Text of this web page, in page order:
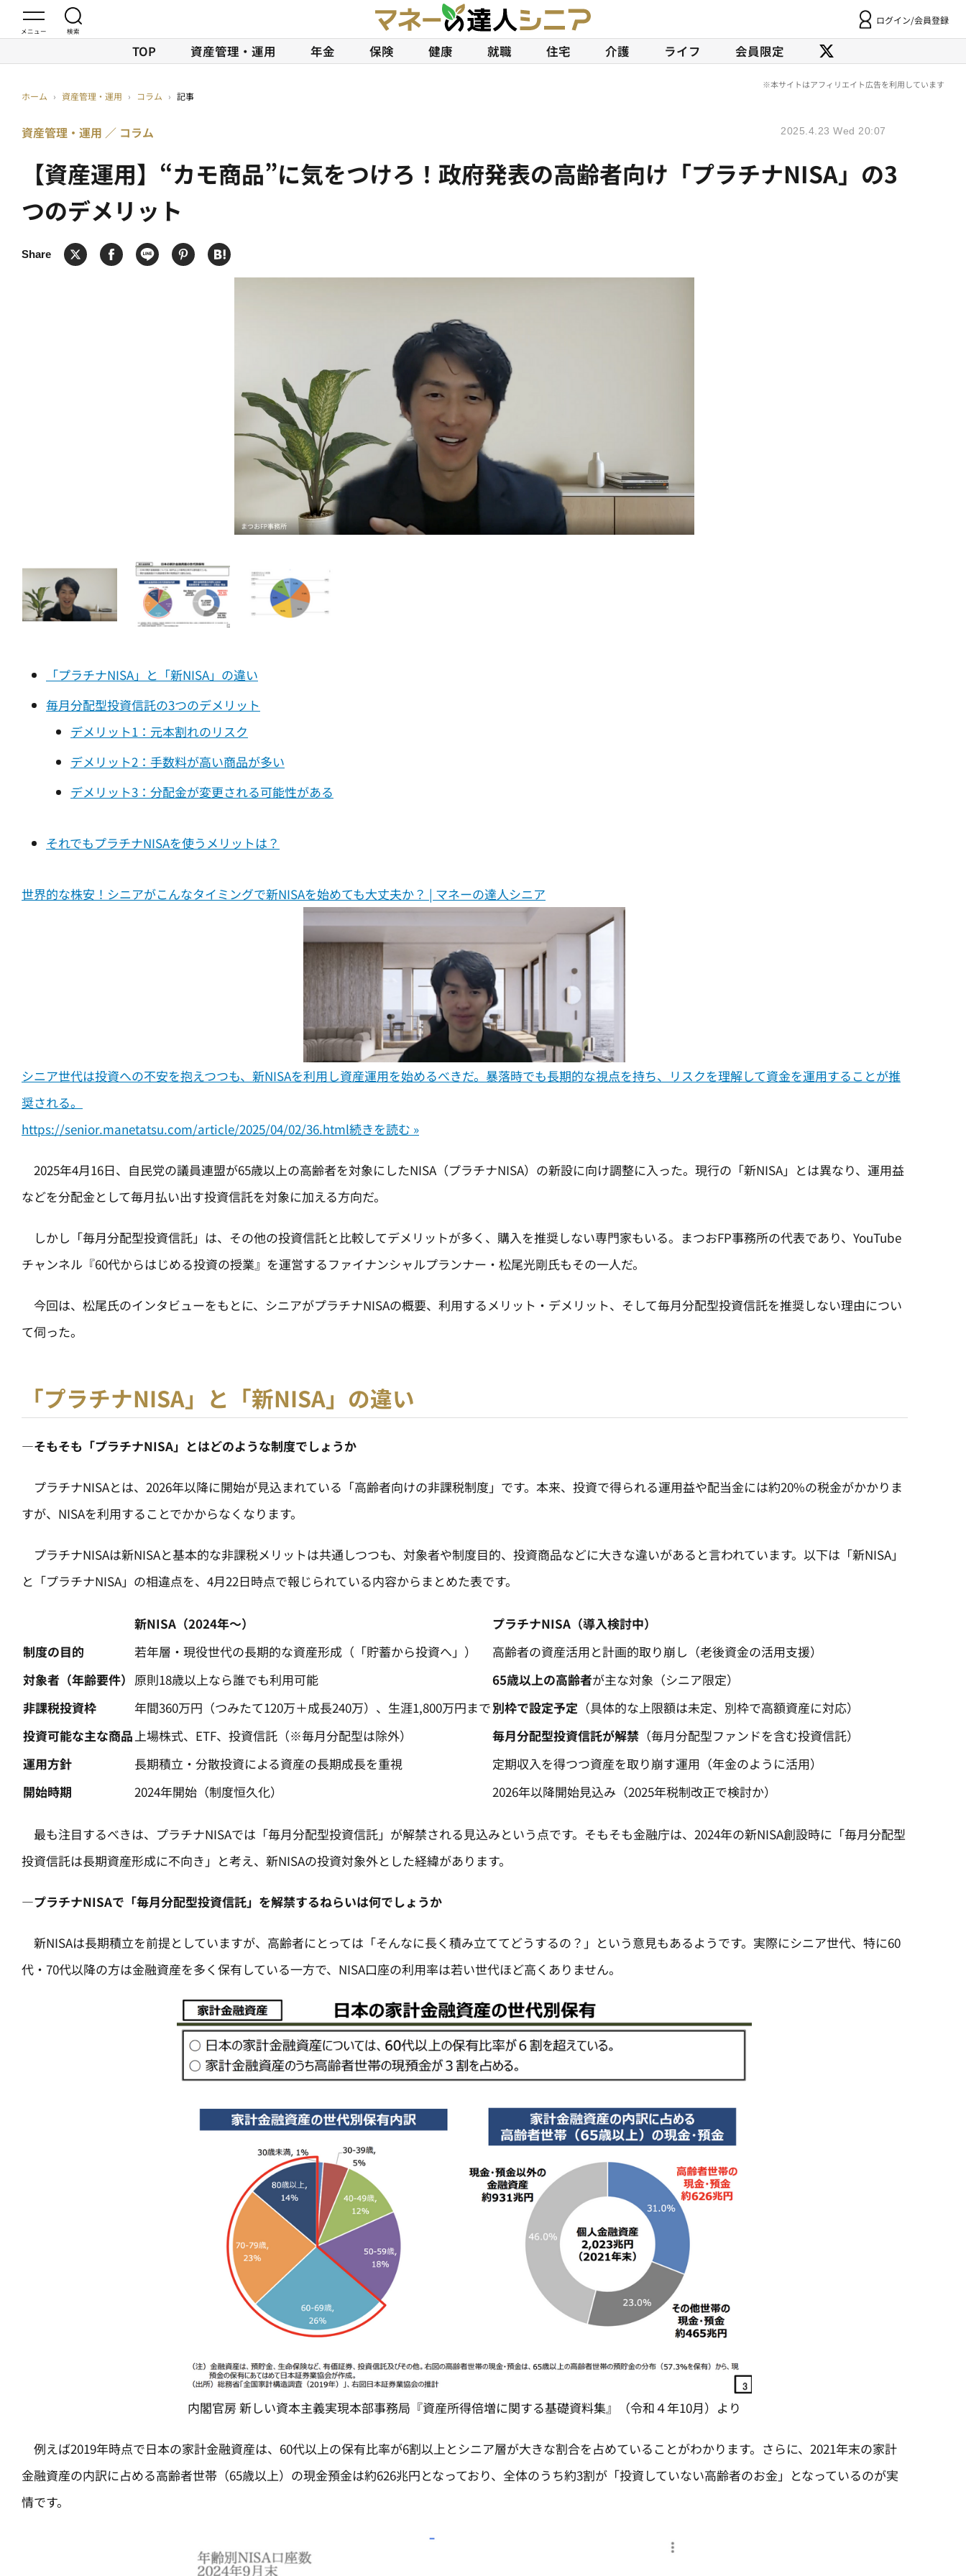
ログイン/会員登録
TOP 資産管理・運用 年金 保険 健康 就職 住宅 介護 ライフ 会員限定
ホーム › 資産管理・運用 › コラム › 記事
【資産運用】“カモ商品”に気をつけろ！政府発表の高齢者向け「プラチナNISA」の3
つのデメリット
資産管理・運用 コラム 2025.4.23 Wed 20:07
「プラチナNISA」と「新NISA」の違い
毎月分配型投資信託の3つのデメリット
デメリット1：元本割れのリスク
デメリット2：手数料が高い商品が多い
デメリット3：分配金が変更される可能性がある
それでもプラチナNISAを使うメリットは？
世界的な株安！シニアがこんなタイミングで新NISAを始めても大丈夫か？ | マネーの達人シニア
シニア世代は投資への不安を抱えつつも、新NISAを利用し資産運用を始めるべきだ。暴落時でも長期的な視点を持ち、リスクを理解して資金を運用することが推
奨される。
https://senior.manetatsu.com/article/2025/04/02/36.html続きを読む »
2025年4月16日、自民党の議員連盟が65歳以上の高齢者を対象にしたNISA（プラチナNISA）の新設に向け調整に入った。現行の「新NISA」とは異なり、運用益
などを分配金として毎月払い出す投資信託を対象に加える方向だ。
しかし「毎月分配型投資信託」は、その他の投資信託と比較してデメリットが多く、購入を推奨しない専門家もいる。まつおFP事務所の代表であり、YouTube
チャンネル『60代からはじめる投資の授業』を運営するファイナンシャルプランナー・松尾光剛氏もその一人だ。
今回は、松尾氏のインタビューをもとに、シニアがプラチナNISAの概要、利用するメリット・デメリット、そして毎月分配型投資信託を推奨しない理由につい
て伺った。
「プラチナNISA」と「新NISA」の違い
—そもそも「プラチナNISA」とはどのような制度でしょうか
プラチナNISAとは、2026年以降に開始が見込まれている「高齢者向けの非課税制度」です。本来、投資で得られる運用益や配当金には約20%の税金がかかりま
すが、NISAを利用することでかからなくなります。
プラチナNISAは新NISAと基本的な非課税メリットは共通しつつも、対象者や制度目的、投資商品などに大きな違いがあると言われています。以下は「新NISA」
と「プラチナNISA」の相違点を、4月22日時点で報じられている内容からまとめた表です。
新NISA（2024年～）
プラチナNISA（導入検討中）
制度の目的
若年層・現役世代の長期的な資産形成（「貯蓄から投資へ」）
高齢者の資産活用と計画的取り崩し（老後資金の活用支援）​
対象者（年齢要件） 原則18歳以上なら誰でも利用可能​ 65歳以上の高齢者が主な対象（シニア限定）​
非課税投資枠
年間360万円（つみたて120万＋成長240万）、生涯1,800万円まで​別枠で設定予定 （具体的な上限額は未定、別枠で高額資産に対応）​
投資可能な主な商品 上場株式、ETF、投資信託（※毎月分配型は除外） 毎月分配型投資信託が解禁 （毎月分配型ファンドを含む投資信託）​
運用方針
長期積立・分散投資による資産の長期成長を重視
定期収入を得つつ資産を取り崩す運用（年金のように活用）
開始時期
2024年開始（制度恒久化） 2026年以降開始見込み（2025年税制改正で検討か）​
最も注目するべきは、プラチナNISAでは「毎月分配型投資信託」が解禁される見込みという点です。そもそも金融庁は、2024年の新NISA創設時に「毎月分配型
投資信託は長期資産形成に不向き」と考え、新NISAの投資対象外とした経緯があります。
—プラチナNISAで「毎月分配型投資信託」を解禁するねらいは何でしょうか
新NISAは長期積立を前提としていますが、高齢者にとっては「そんなに長く積み立ててどうするの？」という意見もあるようです。実際にシニア世代、特に60
代・70代以降の方は金融資産を多く保有している一方で、NISA口座の利用率は若い世代ほど高くありません。
内閣官房 新しい資本主義実現本部事務局『資産所得倍増に関する基礎資料集』（令和４年10月）より
例えば2019年時点で日本の家計金融資産は、60代以上の保有比率が6割以上とシニア層が大きな割合を占めていることがわかります。さらに、2021年末の家計
金融資産の内訳に占める高齢者世帯（65歳以上）の現金預金は約626兆円となっており、全体のうち約3割が「投資していない高齢者のお金」となっているのが実
情です。